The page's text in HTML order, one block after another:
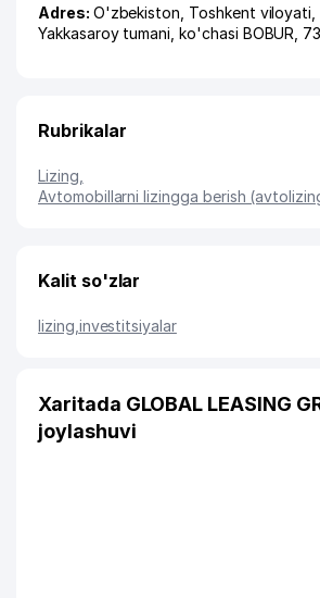
Adres: O'zbekiston, Toshkent viloyati
Yakkasaroy tumani ,ko'chasi BOBUR , 73
Rubrikalar
Lizing
Avtomobillarni lizingga berish
Kalit so'zlar
lizing investitsiyalar
Xaritada GLOBAL LEASING
joylashuvi